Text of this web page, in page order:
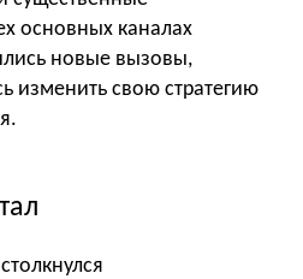
основных каналах
новые вызовы,
изменить свою стратегию